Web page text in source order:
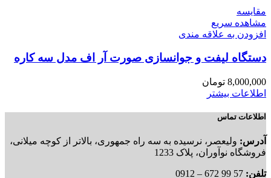
مقایسه
مشاهده سریع
افزودن به علاقه مندی
دستگاه لیفت و جوانسازی صورت آر اف مدل سه کاره
8,000,000 تومان
اطلاعات بیشتر
اطلاعات تماس
آدرس: ولیعصر، نرسیده به سه راه جمهوری، بالاتر از کوچه میلانی،
فروشگاه نوآوران، پلاک 1233
تلفن: 57 99 672 – 0912